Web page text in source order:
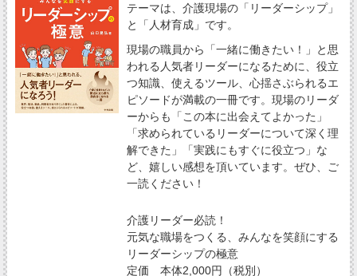
テーマは、介護現場の「リーダーシップ」
と「人材育成」です。
現場の職員から「一緒に働きたい！」と思
われる人気者リーダーになるために、役立
つ知識、使えるツール、心揺さぶられるエ
ピソードが満載の一冊です。現場のリーダ
ーからも「この本に出会えてよかった」
「求められているリーダーについて深く理
解できた」「実践にもすぐに役立つ」な
ど、嬉しい感想を頂いています。ぜひ、ご
一読ください！
介護リーダー必読！
元気な職場をつくる、みんなを笑顔にする
リーダーシップの極意
定価 本体2,000円（税別）